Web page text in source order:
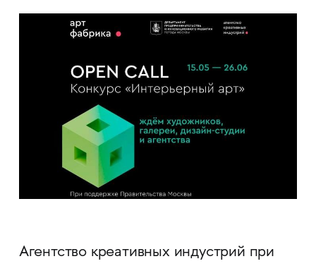
Агентство креативных индустрий при